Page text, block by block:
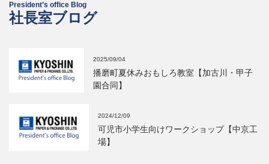
President’s office Blog
社長室ブログ
2025/09/04
播磨町夏休みおもしろ教室【加古川・甲子
園合同】
2024/12/09
可児市小学生向けワークショップ【中京工
場】